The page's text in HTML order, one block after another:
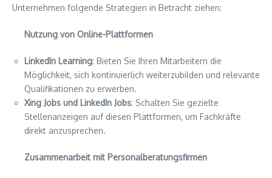
Unternehmen folgende Strategien in Betracht ziehen:
Nutzung von Online-Plattformen
LinkedIn Learning: Bieten Sie Ihren Mitarbeitern die
Möglichkeit, sich kontinuierlich weiterzubilden und relevante
Qualifikationen zu erwerben.
Xing Jobs und LinkedIn Jobs: Schalten Sie gezielte
Stellenanzeigen auf diesen Plattformen, um Fachkräfte
direkt anzusprechen.
Zusammenarbeit mit Personalberatungsfirmen